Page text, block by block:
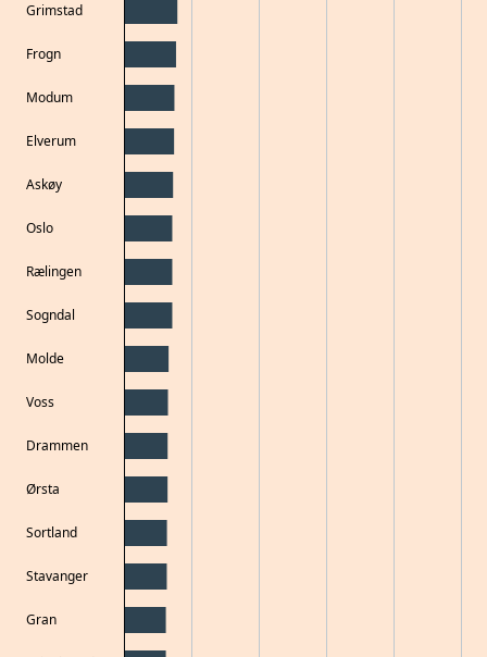
Grimstad
Frogn
Modum
Elverum
Askøy
Oslo
Rælingen
Sogndal
Molde
Voss
Drammen
Ørsta
Sortland
Stavanger
Gran